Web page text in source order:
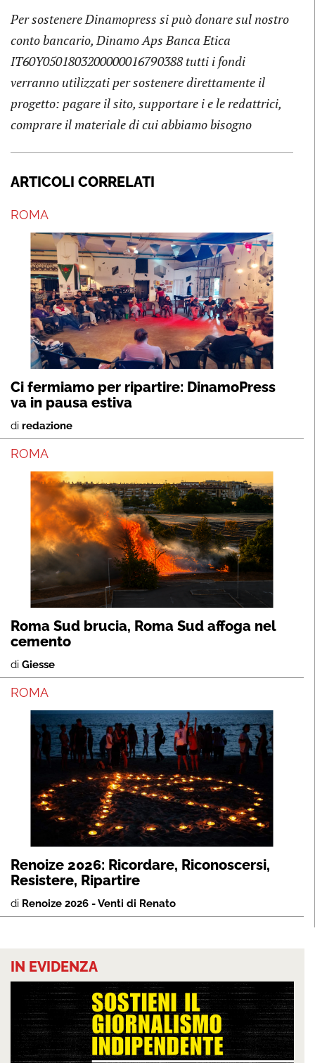
Per sostenere Dinamopress si può donare sul nostro
conto bancario, Dinamo Aps Banca Etica
IT60Y0501803200000016790388 tutti i fondi
verranno utilizzati per sostenere direttamente il
progetto: pagare il sito, supportare i e le redattrici,
comprare il materiale di cui abbiamo bisogno
ARTICOLI CORRELATI
ROMA
Ci fermiamo per ripartire: DinamoPress
va in pausa estiva
di redazione
ROMA
Roma Sud brucia, Roma Sud affoga nel
cemento
di Giesse
ROMA
Renoize 2026: Ricordare, Riconoscersi,
Resistere, Ripartire
di Renoize 2026 - Venti di Renato
IN EVIDENZA